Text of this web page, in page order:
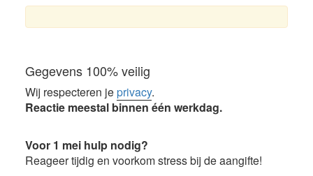
Gegevens 100% veilig
Wij respecteren jeprivacy.
Reactie meestal binnen één werkdag.
Voor 1 mei hulp nodig?
Reageer tijdig en voorkom stress bij de aangifte!